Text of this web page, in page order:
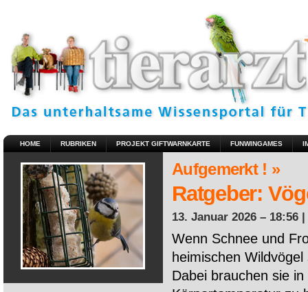
HOME RUBRIKEN PROJEKT GIFTWARNKARTE FUNWINGAMES
Aufgemerkt ! »
Ratgeber:
13. Januar 2026 – 18:56 |
Wenn Schnee und
heimischen
Dabei brauchen sie